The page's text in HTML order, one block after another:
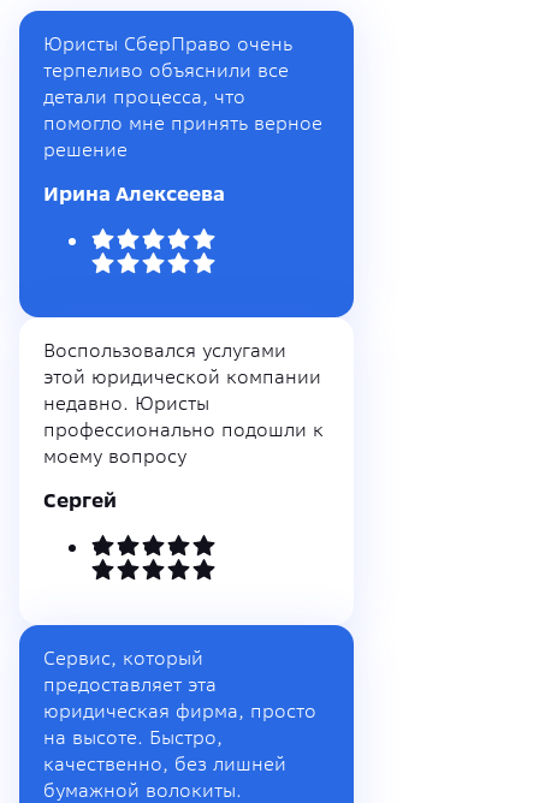
Юристы СберПраво очень
терпеливо объяснили все
детали процесса, что
помогло мне принять верное
решение
Ирина Алексеева
Воспользовался услугами
этой юридической компании
недавно. Юристы
профессионально подошли к
моему вопросу
Сергей
Сервис, который
предоставляет эта
юридическая фирма, просто
на высоте. Быстро,
качественно, без лишней
бумажной волокиты.